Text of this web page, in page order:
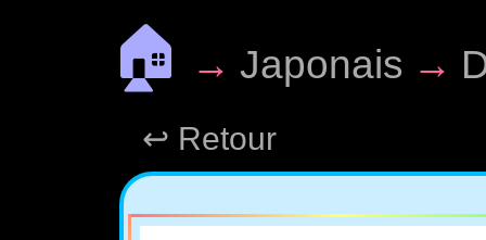
🏠 → Japonais →
↩ Retour